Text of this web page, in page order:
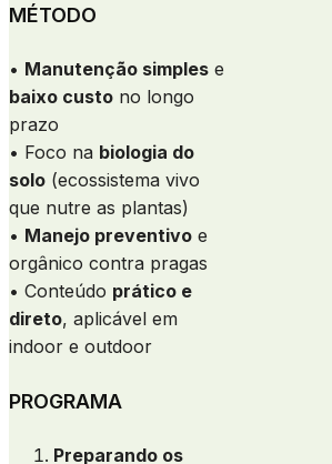
MÉTODO
• Manutenção simples e
baixo custo no longo
prazo
• Foco na biologia do
solo (ecossistema vivo
que nutre as plantas)
• Manejo preventivo e
orgânico contra pragas
• Conteúdo prático e
direto, aplicável em
indoor e outdoor
PROGRAMA
Preparando os